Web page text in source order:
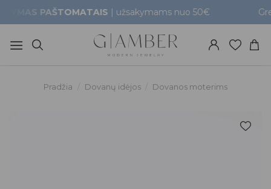
to
content
PAŠTOMATAIS| užsakymams nuo 50€ Greitas
Pradžia Dovanų idėjos Dovanos moterims